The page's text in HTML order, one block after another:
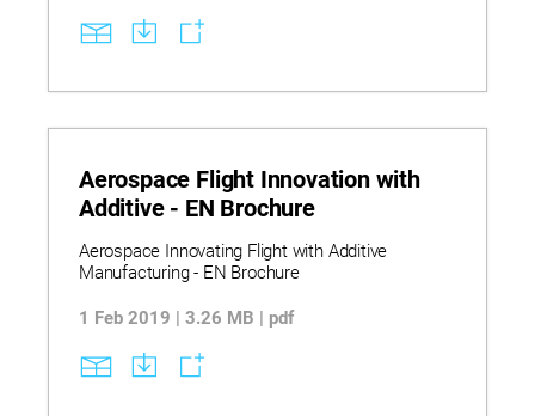
Aerospace Flight Innovation with
Additive - EN Brochure
Aerospace Innovating Flight with Additive
Manufacturing - EN Brochure
1 Feb 2019 | 3.26 MB | pdf